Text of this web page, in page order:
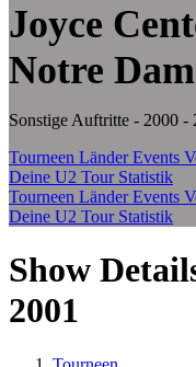
Joyce
Notre
Sonstige Auftritte - 2000 -
Tourneen LänderEvents
Deine U2 Tour Statistik
Tourneen LänderEvents
Deine U2 Tour Statistik
Show
2001